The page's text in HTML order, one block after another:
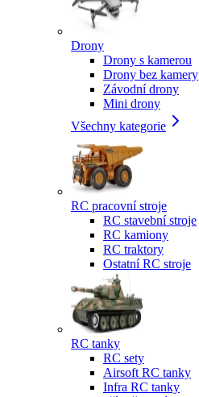
Drony
Drony s kamerou
Drony bez kamery
Závodní drony
Mini drony
Všechny kategorie
RC pracovní stroje
RC stavební stroje
RC kamiony
RC traktory
Ostatní RC stroje
RC tanky
RC sety
Airsoft RC tanky
Infra RC tanky